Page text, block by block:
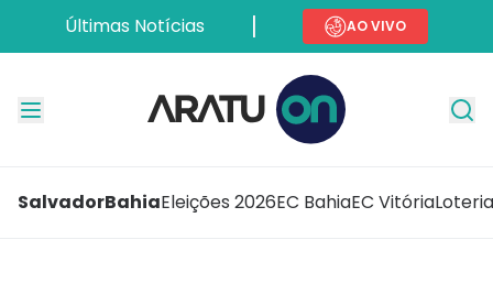
Últimas Notícias AO VIVO
SalvadorBahiaEleições 2026EC BahiaEC Vitória